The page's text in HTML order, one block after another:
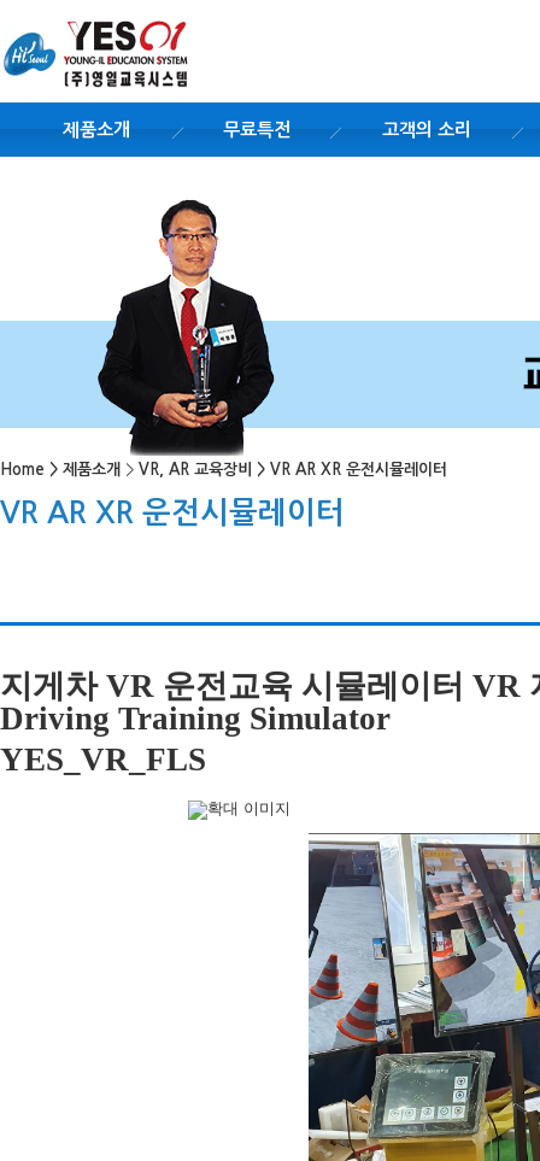
제품소개 무료특전 고객의 소리
Home > 제품소개 > VR, AR 교육장비 > VR AR XR 운전시뮬레이터
VR AR XR 운전시뮬레이터
지게차 VR 운전교육 시뮬레이터
Driving Training Simulator
YES_VR_FLS